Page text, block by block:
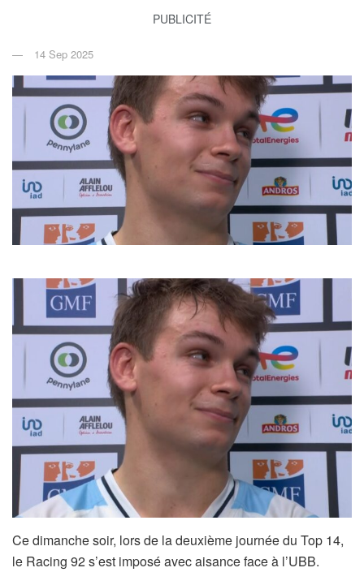
PUBLICITÉ
14 Sep 2025
Ce dimanche soir, lors de la deuxième journée du Top 14,
le Racing 92 s’est imposé avec aisance face à l’UBB.